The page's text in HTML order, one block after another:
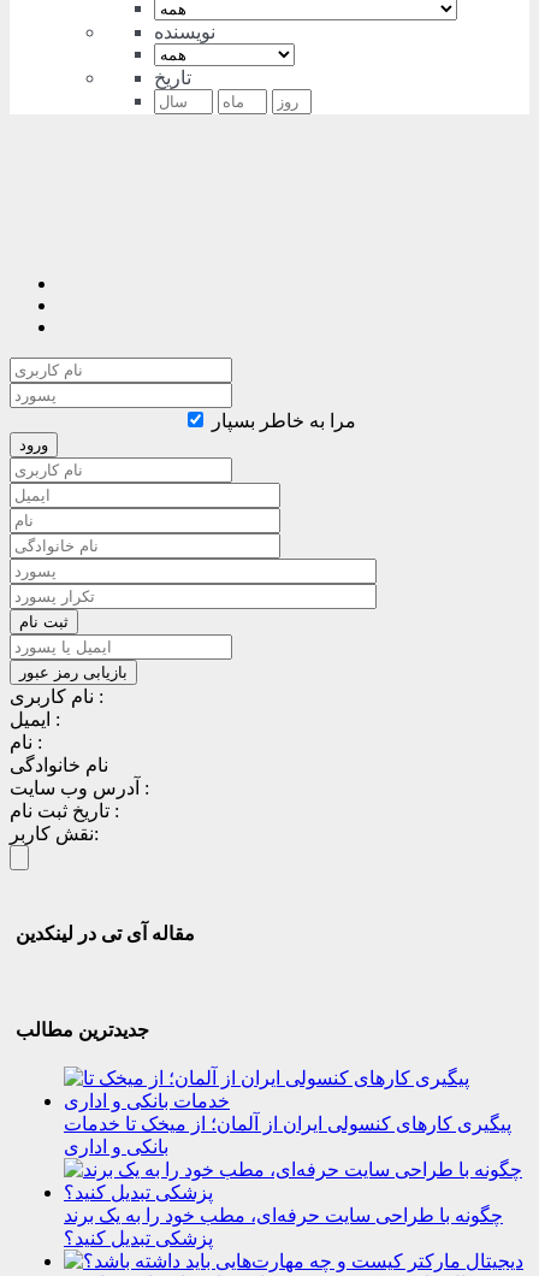
نویسنده
تاریخ
مرا به خاطر بسپار
نام کاربری :
ایمیل :
نام :
نام خانوادگی
آدرس وب سایت :
تاریخ ثبت نام :
نقش کاربر:
مقاله آی تی در لینکدین
جدیدترین مطالب
پیگیری کارهای کنسولی ایران از آلمان؛ از میخک تا خدمات
بانکی و اداری
چگونه با طراحی سایت حرفه‌ای، مطب خود را به یک برند
پزشکی تبدیل کنید؟